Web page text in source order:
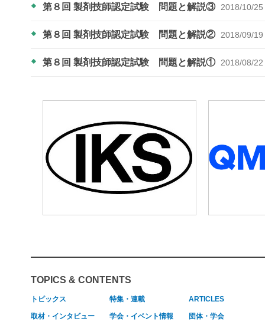
第８回 製剤技師認定試験 問題と解説③ 2018/10/25
第８回 製剤技師認定試験 問題と解説② 2018/09/19
第８回 製剤技師認定試験 問題と解説① 2018/08/22
TOPICS & CONTENTS
トピックス 特集・連載 ARTICLES
取材・インタビュー 学会・イベント情報 団体・学会